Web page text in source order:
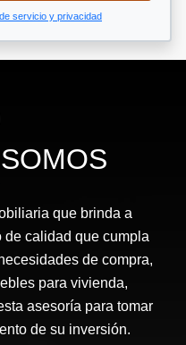
servicio y privacidad
que brinda a
de calidad que cumpla
de compra,
para vivienda,
asesoría para tomar
de su inversión.